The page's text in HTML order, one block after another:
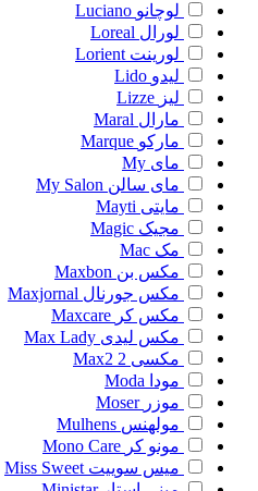
لوچانو Luciano
لورال Loreal
لورینت Lorient
لیدو Lido
لیز Lizze
مارال Maral
مارکو Marque
مای My
مای سالن My Salon
مایتی Mayti
مجیک Magic
مک Mac
مکس بن Maxbon
مکس جورنال Maxjornal
مکس کر Maxcare
مکس لیدی Max Lady
مکسی 2
Max2
مودا Moda
موزر Moser
مولهنس Mulhens
مونو کر Mono Care
میس سوییت Miss Sweet